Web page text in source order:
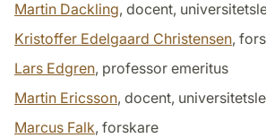
Martin Dackling, docent,
Kristoffer Edelgaard Christensen,
Lars Edgren, professor emeritus
Martin Ericsson, docent,
Marcus Falk, forskare